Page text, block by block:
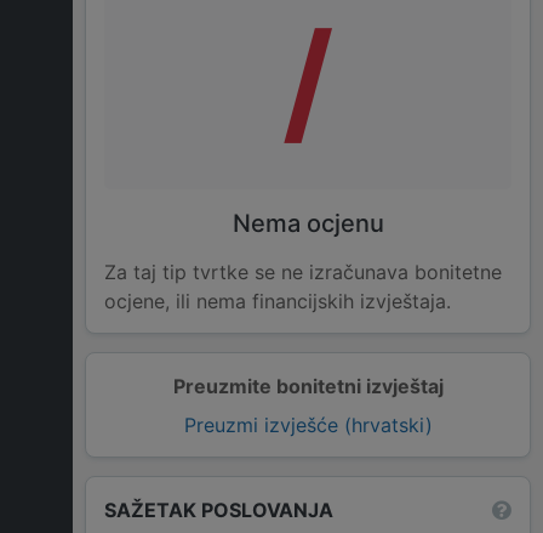
Preuzmite bonitetni izvještaj
Preuzmi izvješće (hrvatski)
/
Nema ocjenu
Za taj tip tvrtke se ne izračunava bonitetne
ocjene, ili nema financijskih izvještaja.
SAŽETAK POSLOVANJA